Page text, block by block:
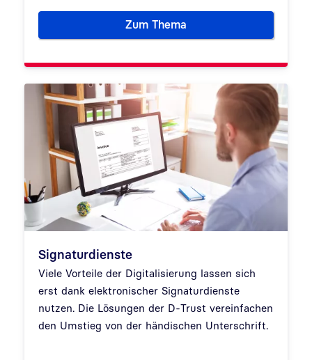
Zum Thema
Zertifikate
Signaturdienste
Viele Vorteile der Digitalisierung lassen sich
erst dank elektronischer Signaturdienste
nutzen. Die Lösungen der D-Trust vereinfachen
den Umstieg von der händischen Unterschrift.